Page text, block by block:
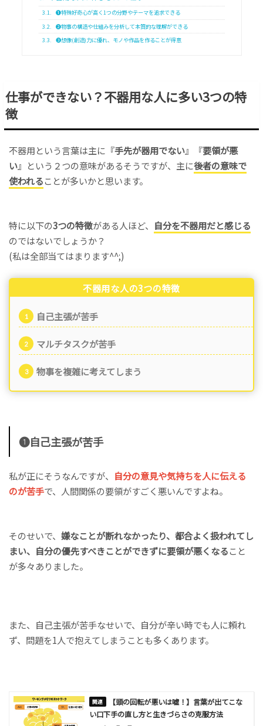
3.1. ❶特殊好奇心が高く1つの分野やテーマを追求できる
3.2.
❷物事の構造や仕組みを分析して本質的な理解ができる
3.3.
❸想像(創造)力に優れ、モノや作品を作ることが得意
仕事ができない？不器用な人に多い3つの特
徴
不器用という言葉は主に『手先が器用でない』『要領が悪
い』という２つの意味があるそうですが、主に後者の意味で
使われることが多いかと思います。
特に以下の3つの特徴がある人ほど、 自分を不器用だと感じる
のではないでしょうか？
(私は全部当てはまります^^;)
不器用な人の3つの特徴
自己主張が苦手
マルチタスクが苦手
物事を複雑に考えてしまう
❶自己主張が苦手
私が正にそうなんですが、 自分の意見や気持ちを人に伝える
のが苦手で、人間関係の要領がすごく悪いんですよね。
そのせいで、嫌なことが断れなかったり、都合よく扱われてし
まい、自分の優先すべきことができずに要領が悪くなること
が多々ありました。
また、自己主張が苦手なせいで、自分が辛い時でも人に頼れ
ず、問題を1人で抱えてしまうことも多くあります。
【頭の回転が悪いは嘘！】言葉が出てこな
い口下手の直し方と生きづらさの克服方法